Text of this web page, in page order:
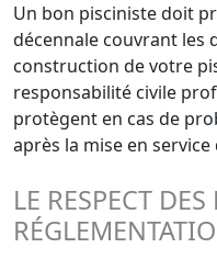
Un bon pisciniste doit
décennale couvrant les
construction de votre
responsabilité civile
protègent en cas de
après la mise en
LE RESPECT